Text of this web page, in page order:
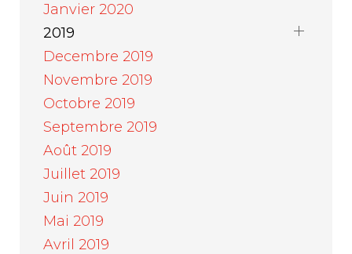
Janvier 2020
2019
Decembre 2019
Novembre 2019
Octobre 2019
Septembre 2019
Août 2019
Juillet 2019
Juin 2019
Mai 2019
Avril 2019